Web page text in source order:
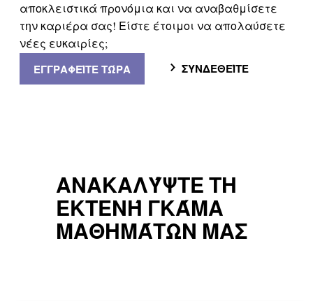
αποκλειστικά προνόμια και να αναβαθμίσετε
την καριέρα σας! Είστε έτοιμοι να απολαύσετε
νέες ευκαιρίες;
ΕΓΓΡΑΦΕΊΤΕ ΤΏΡΑ ΣΥΝΔΕΘΕΊΤΕ
ΑΝΑΚΑΛΎΨΤΕ ΤΗ
ΕΚΤΕΝΉ ΓΚΆΜΑ
ΜΑΘΗΜΆΤΩΝ ΜΑΣ